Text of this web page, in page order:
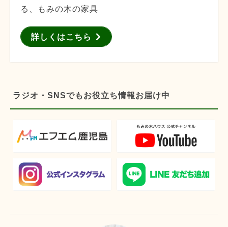
る、もみの木の家具
詳しくはこちら
ラジオ・SNSでもお役立ち情報お届け中